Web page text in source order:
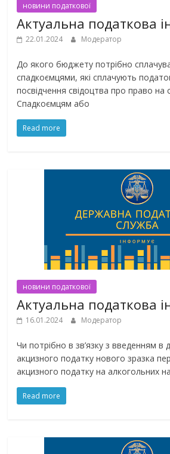
новини податкової
Актуальна податкова
22.01.2024 Модератор
До якого бюджету потрібно
спадкоємцями, які сплачують
посвідчення свідоцтва про право на
Спадкоємцям або
Read more
новини податкової
Актуальна податкова
16.01.2024 Модератор
Чи потрібно в зв’язку з введенням в
акцизного податку нового зразка
акцизного податку на алкогольних
Read more